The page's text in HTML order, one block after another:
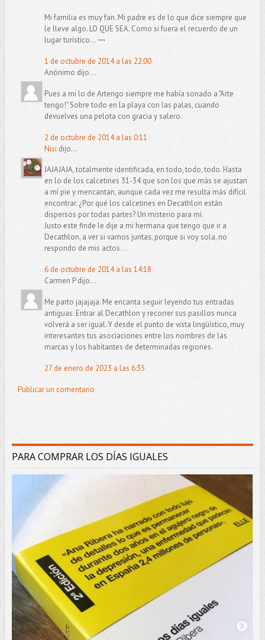
Mi familia es muy fan. Mi padre es de lo que dice siempre que
le lleve algo. LO QUE SEA. Como si fuera el recuerdo de un
lugar turístico... ¬¬
1 de octubre de 2014 a las 22:00
Anónimo dijo...
Pues a mi lo de Artengo siempre me había sonado a "Arte
tengo!" Sobre todo en la playa con las palas, cuando
devuelves una pelota con gracia y salero.
2 de octubre de 2014 a las 0:11
Nisi dijo...
JAJAJAJA, totalmente identificada, en todo, todo, todo. Hasta
en lo de los calcetines 31-34 que son los que más se ajustan
a mí pie y mencantan, aunque cada vez me resulta más difícil
encontrar. ¿Por qué los calcetines en Decathlon están
dispersos por todas partes? Un misterio para mí.
Justo este finde le dije a mi hermana que tengo que ir a
Decathlon, a ver si vamos juntas, porque si voy sola, no
respondo de mis actos...
6 de octubre de 2014 a las 14:18
Carmen P dijo...
Me parto jajajaja. Me encanta seguir leyendo tus entradas
antiguas. Entrar al Decathlon y recorrer sus pasillos nunca
volverá a ser igual. Y desde el punto de vista lingüístico, muy
interesantes tus asociaciones entre los nombres de las
marcas y los habitantes de determinadas regiones.
27 de enero de 2023 a las 6:35
Publicar un comentario
PARA COMPRAR LOS DÍAS IGUALES